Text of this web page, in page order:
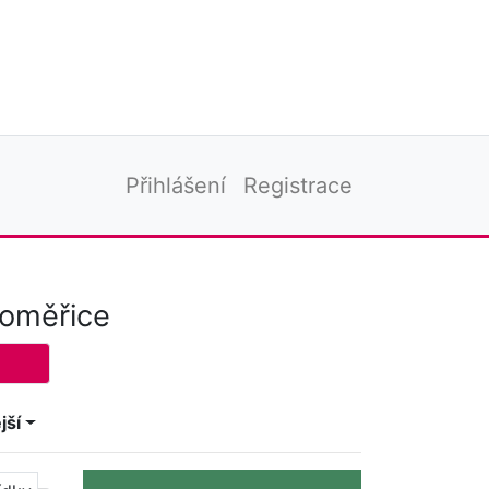
Přihlášení Registrace